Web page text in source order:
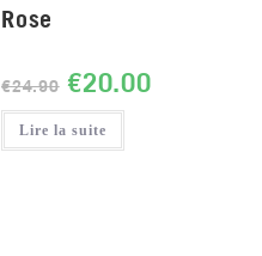
Rose
€24.90 €20.00
Lire la suite